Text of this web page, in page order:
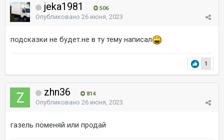
jeka1981 506
Опубликовано 26 июня, 2023
подсказки не будет.не в ту тему написал
1
zhn36 814
Опубликовано 26 июня, 2023
газель поменяй или продай